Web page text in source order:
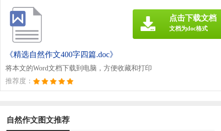
《精选自然作文400字四篇.doc》
将本文的Word文档下载到电脑，方便收藏和打印
推荐度：
点击下载文档
文档为doc格式
自然作文图文推荐